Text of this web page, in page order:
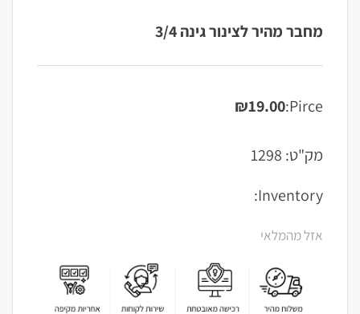
מחבר מהיר לצינור גינה 3/4
Pirce:
₪19.00
מק"ט: 1298
Inventory:
אזל מהמלאי